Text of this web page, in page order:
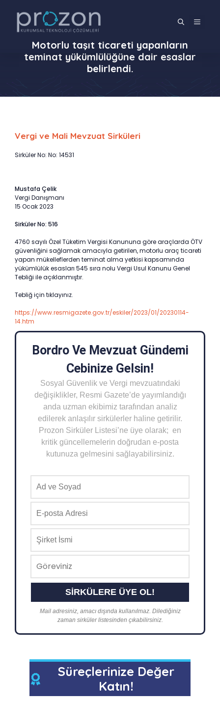
MENÜ
Motorlu taşıt ticareti yapanların
teminat yükümlülüğüne dair esaslar
belirlendi.
Vergi ve Mali Mevzuat Sirküleri
Sirküler No: No: 14531
Mustafa Çelik
Vergi Danışmanı
15 Ocak 2023
Sirküler No: 516
4760 sayılı Özel Tüketim Vergisi Kanununa göre araçlarda ÖTV
güvenliğini sağlamak amacıyla getirilen, motorlu araç ticareti
yapan mükelleflerden teminat alma yetkisi kapsamında
yükümlülük esasları 545 sıra nolu Vergi Usul Kanunu Genel
Tebliği ile açıklanmıştır.
Tebliğ için tıklayınız.
https://www.resmigazete.gov.tr/eskiler/2023/01/20230114-
14.htm
Bordro Ve Mevzuat Gündemi
Cebinize Gelsin!
Sosyal Güvenlik ve Vergi mevzuatındaki
değişiklikler, Resmi Gazete’de yayımlandığı
anda uzman ekibimiz tarafından analiz
edilerek anlaşılır sirkülerler haline getirilir.
Prozon Sirküler Listesi’ne üye olarak; en
kritik güncellemelerin doğrudan e-posta
kutunuza gelmesini sağlayabilirsiniz.
Mail adresiniz, amacı dışında kullanılmaz. Dilediğiniz
zaman sirküler listesinden çıkabilirsiniz.
Süreçlerinize Değer
Katın!